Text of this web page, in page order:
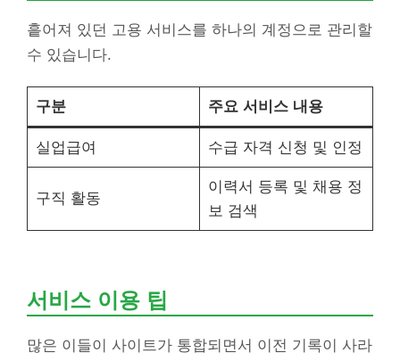
흩어져 있던 고용 서비스를 하나의 계정으로 관리할
수 있습니다.
구분 주요 서비스 내용
실업급여 수급 자격 신청 및 인정
구직 활동
이력서 등록 및 채용 정
보 검색
서비스 이용 팁
많은 이들이 사이트가 통합되면서 이전 기록이 사라